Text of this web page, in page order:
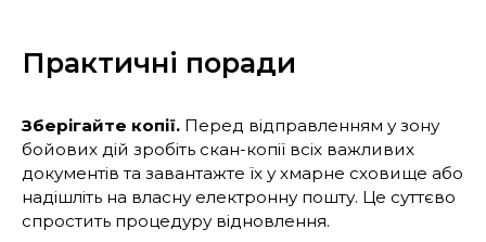
Практичні поради
Зберігайте копії. Перед відправленням у зону
бойових дій зробіть скан-копії всіх важливих
документів та завантажте їх у хмарне сховище або
надішліть на власну електронну пошту. Це суттєво
спростить процедуру відновлення.